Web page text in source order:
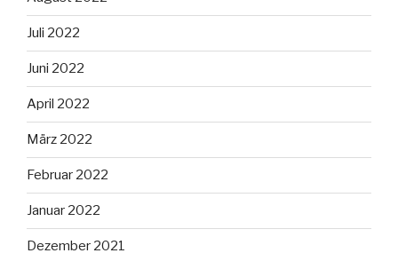
Juli 2022
Juni 2022
April 2022
März 2022
Februar 2022
Januar 2022
Dezember 2021